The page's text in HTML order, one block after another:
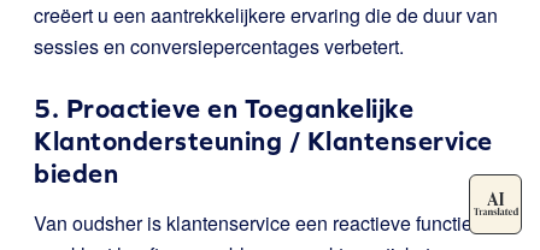
creëert u een aantrekkelijkere ervaring die de duur van
sessies en conversiepercentages verbetert.
5. Proactieve en Toegankelijke
Klantondersteuning / Klantenservice
bieden
Van oudsher is klantenservice een reactieve functie: